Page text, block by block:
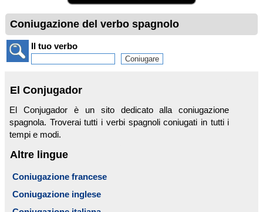
Coniugazione del verbo spagnolo
Il tuo verbo
El Conjugador
El Conjugador è un sito dedicato alla coniugazione
spagnola. Troverai tutti i verbi spagnoli coniugati in tutti i
tempi e modi.
Altre lingue
Coniugazione francese
Coniugazione inglese